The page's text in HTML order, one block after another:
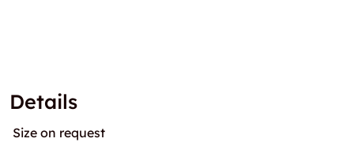
Details
Size on request